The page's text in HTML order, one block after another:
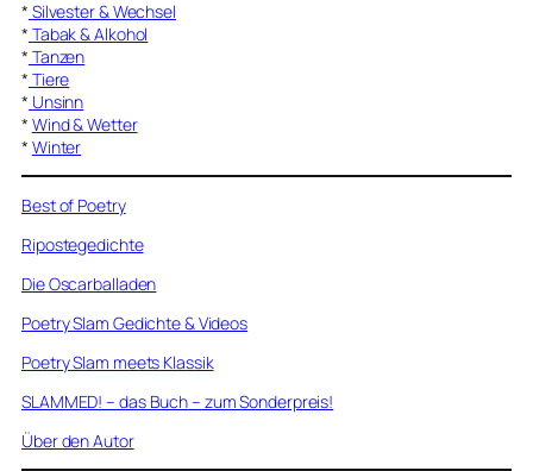
* Silvester & Wechsel
* Tabak & Alkohol
* Tanzen
* Tiere
* Unsinn
* Wind & Wetter
* Winter
Best of Poetry
Ripostegedichte
Die Oscarballaden
Poetry Slam Gedichte & Videos
Poetry Slam meets Klassik
SLAMMED! – das Buch – zum Sonderpreis!
Über den Autor